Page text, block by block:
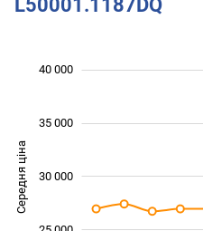
L50001.1187DQ
Середня ціна 22 000
40 000
30 000
35 000